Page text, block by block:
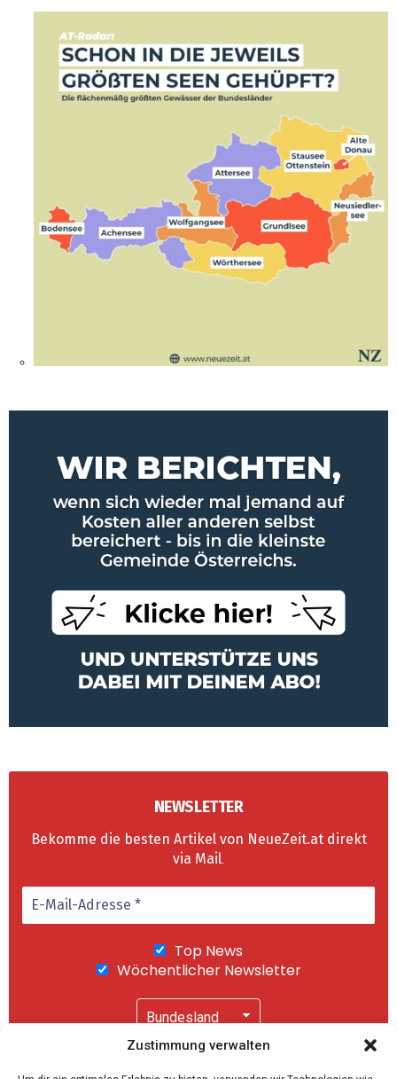
Zustimmung verwalten
NEWSLETTER
Bekomme die besten Artikel von NeueZeit.at direkt
via Mail.
Top News
Wöchentlicher Newsletter